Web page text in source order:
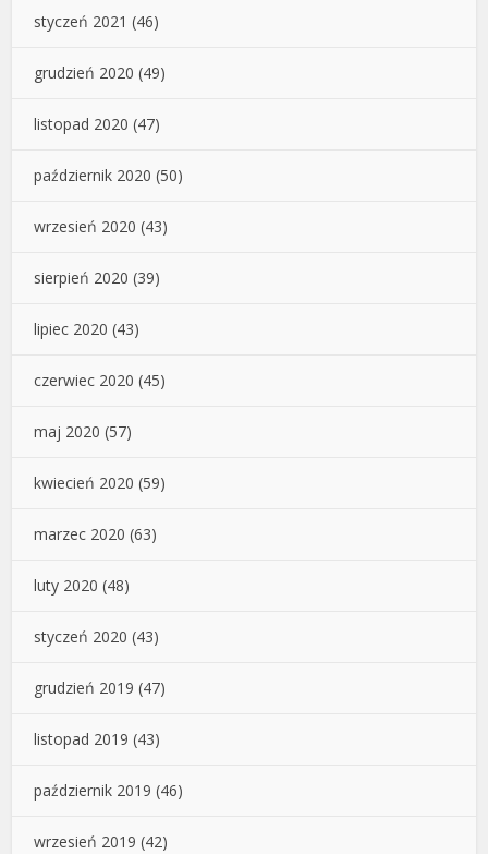
styczeń 2021 (46)
grudzień 2020 (49)
listopad 2020 (47)
październik 2020 (50)
wrzesień 2020 (43)
sierpień 2020 (39)
lipiec 2020 (43)
czerwiec 2020 (45)
maj 2020 (57)
kwiecień 2020 (59)
marzec 2020 (63)
luty 2020 (48)
styczeń 2020 (43)
grudzień 2019 (47)
listopad 2019 (43)
październik 2019 (46)
wrzesień 2019 (42)